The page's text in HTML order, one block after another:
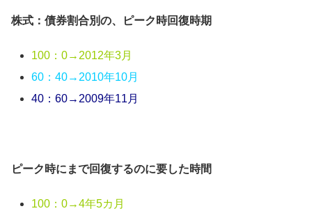
株式：債券割合別の、ピーク時回復時期
100：0→2012年3月
60：40→2010年10月
40：60→2009年11月
ピーク時にまで回復するのに要した時間
100：0→4年5カ月